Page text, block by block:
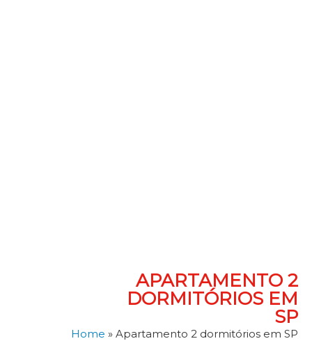
APARTAMENTO 2
DORMITÓRIOS EM
SP
Home » Apartamento 2 dormitórios em SP